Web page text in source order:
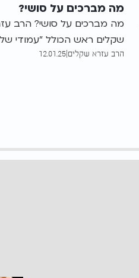
מה מברכים על סושי?
מה מברכים על סושי? הרב
שקלים ראש הכולל "עמודי
בתל אביב, רב, דיין וחבר בבית
הרב עזרא שקלים|
12.01.25